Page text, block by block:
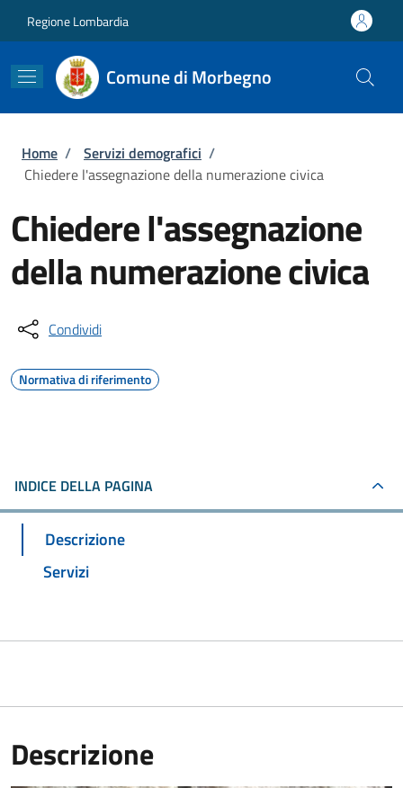
Regione Lombardia
Comune di Morbegno
Briciole di pane
Home / Servizi demografici /
Chiedere l'assegnazione della numerazione civica
Chiedere l'assegnazione
della numerazione civica
Condividi
Normativa di riferimento
INDICE DELLA PAGINA
Descrizione
Servizi
Descrizione